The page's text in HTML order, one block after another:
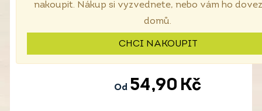
nakoupit. Nákup si vyzvednete, nebo vám ho
domů.
CHCI NAKOUPIT
Od 54,90 Kč